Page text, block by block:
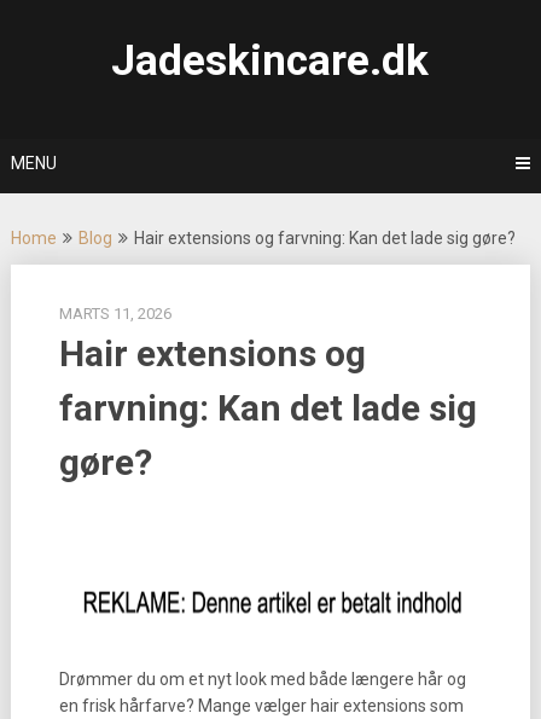
Jadeskincare.dk
MENU
Home Blog Hair extensions og farvning: Kan det lade sig gøre?
MARTS 11, 2026
Hair extensions og
farvning: Kan det lade sig
gøre?
Drømmer du om et nyt look med både længere hår og
en frisk hårfarve? Mange vælger hair extensions som